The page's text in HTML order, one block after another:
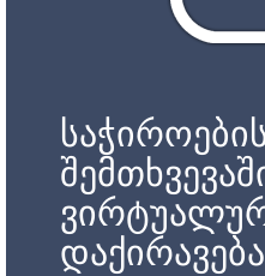
დაქირავება